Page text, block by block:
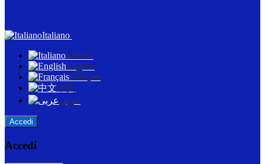
Italiano
Italiano
English
Français
中文
عربى
Accedi
Accedi